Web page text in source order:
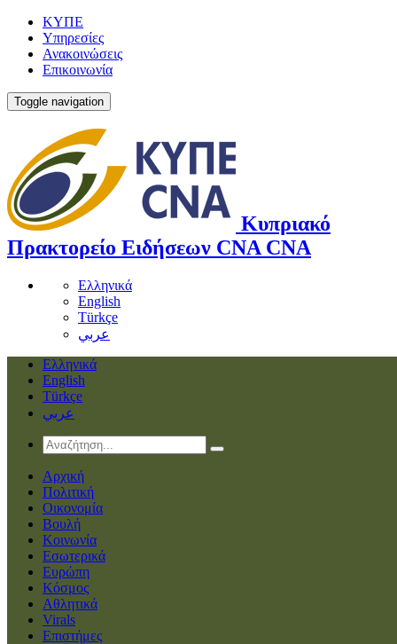
ΚΥΠΕ
Υπηρεσίες
Ανακοινώσεις
Επικοινωνία
Toggle navigation
Κυπριακό
Πρακτορείο Ειδήσεων CNA CNA
Ελληνικά
English
Türkçe
عربي
Ελληνικά
English
Türkçe
عربي
Αρχική
Πολιτική
Οικονομία
Βουλή
Κοινωνία
Εσωτερικά
Ευρώπη
Κόσμος
Αθλητικά
Virals
Επιστήμες